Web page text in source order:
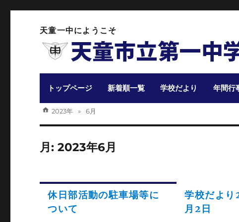
天童一中にようこそ
トップページ 新着順一覧 学校だより 年間行
2023年 6月
月:2023年6月
休日部活動の駐車場等に
ついて
学校だよ
月2日